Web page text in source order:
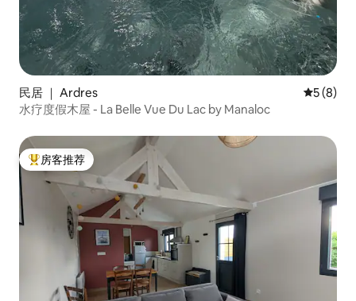
民居 ｜ Ardres 平均评分
5 (8)
水疗度假木屋 - La Belle Vue Du Lac by Manaloc
热门「房客推荐」
房客推荐